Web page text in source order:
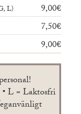
L
9,00€
7,50€
9,00€
L = Laktosfri